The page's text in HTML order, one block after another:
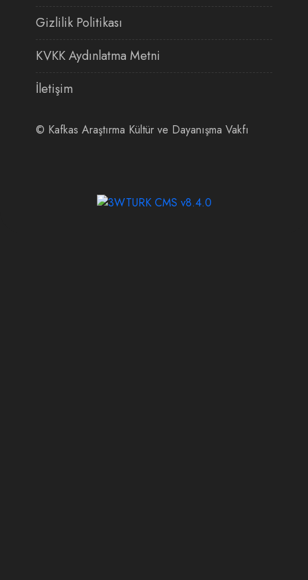
Gizlilik Politikası
KVKK Aydınlatma Metni
İletişim
© Kafkas Araştırma Kültür ve Dayanışma Vakfı